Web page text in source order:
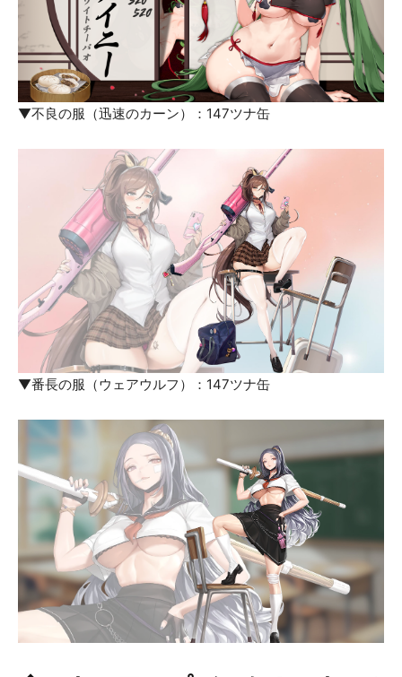
▼不良の服（迅速のカーン）：147ツナ缶
▼番長の服（ウェアウルフ）：147ツナ缶